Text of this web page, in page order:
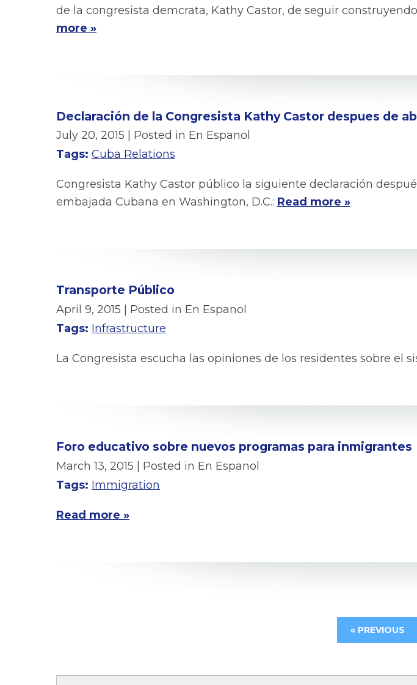
de la congresista demcrata, Kathy Castor, de seguir
more »
Declaración de la Congresista Kathy Castor despues de
July 20, 2015
| Posted in En Espanol
Tags: Cuba Relations
Congresista Kathy Castor público la siguiente declaración
embajada Cubana en Washington, D.C.: Read more »
Transporte Público
April 9, 2015
| Posted in En Espanol
Tags: Infrastructure
La Congresista escucha las opiniones de los residentes sobre el
Foro educativo sobre nuevos programas para inmigrantes
March 13, 2015
| Posted in En Espanol
Tags: Immigration
Read more »
« PREVIOUS